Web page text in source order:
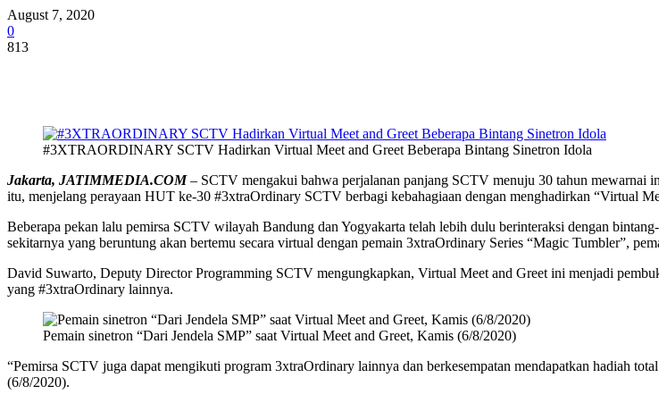
August 7, 2020
0
813
#3XTRAORDINARY SCTV Hadirkan Virtual Meet and Greet Beberapa Bintang Sinetron Idola
Jakarta, JATIMMEDIA.COM– SCTV mengakui bahwa perjalanan panjang SCTV menuju 30 tahun mewarnai
itu, menjelang perayaan HUT ke-30 #3xtraOrdinary SCTV berbagi kebahagiaan dengan menghadirkan “Virtual
Beberapa pekan lalu pemirsa SCTV wilayah Bandung dan Yogyakarta telah lebih dulu berinteraksi dengan
sekitarnya yang beruntung akan bertemu secara virtual dengan pemain 3xtraOrdinary Series “Magic Tumbler”,
David Suwarto, Deputy Director Programming SCTV mengungkapkan, Virtual Meet and Greet ini menjadi
yang #3xtraOrdinary lainnya.
Pemain sinetron “Dari Jendela SMP” saat Virtual Meet and Greet, Kamis (6/8/2020)
“Pemirsa SCTV juga dapat mengikuti program 3xtraOrdinary lainnya dan berkesempatan mendapatkan hadiah
(6/8/2020).